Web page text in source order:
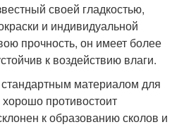
своей гладкостью,
и индивидуальной
прочность, он имеет более
к воздействию влаги.
материалом для
противостоит
к образованию сколов и